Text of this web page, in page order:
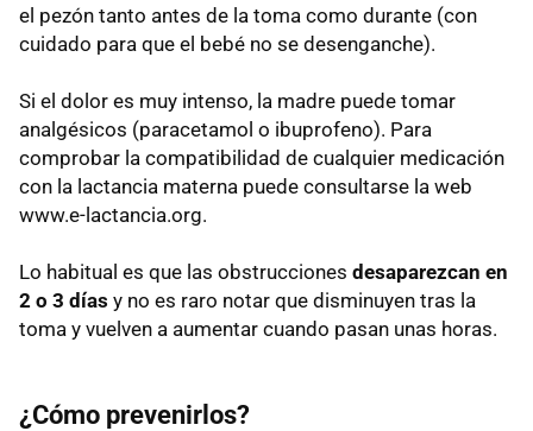
el pezón tanto antes de la toma como durante (con
cuidado para que el bebé no se desenganche).
Si el dolor es muy intenso, la madre puede tomar
analgésicos (paracetamol o ibuprofeno). Para
comprobar la compatibilidad de cualquier medicación
con la lactancia materna puede consultarse la web
www.e-lactancia.org.
Lo habitual es que las obstrucciones desaparezcan en
2 o 3 días y no es raro notar que disminuyen tras la
toma y vuelven a aumentar cuando pasan unas horas.
¿Cómo prevenirlos?